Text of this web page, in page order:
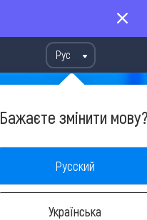
Рус
Бажаєте змінити
Русский
Українська
тура